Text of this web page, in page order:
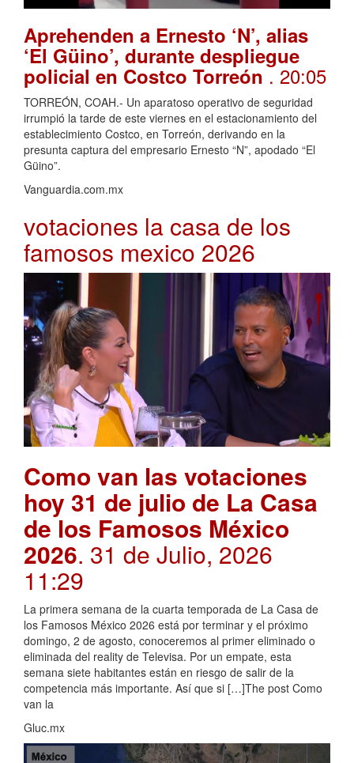
Aprehenden a Ernesto ‘N’, alias
‘El Güino’, durante despliegue
policial en Costco Torreón. 20:05
TORREÓN, COAH.- Un aparatoso operativo de seguridad
irrumpió la tarde de este viernes en el estacionamiento del
establecimiento Costco, en Torreón, derivando en la
presunta captura del empresario Ernesto “N”, apodado “El
Güino”.
Vanguardia.com.mx
votaciones la casa de los
famosos mexico 2026
Como van las votaciones
hoy 31 de julio de La Casa
de los Famosos México
2026. 31 de Julio, 2026
11:29
La primera semana de la cuarta temporada de La Casa de
los Famosos México 2026 está por terminar y el próximo
domingo, 2 de agosto, conoceremos al primer eliminado o
eliminada del reality de Televisa. Por un empate, esta
semana siete habitantes están en riesgo de salir de la
competencia más importante. Así que si […]The post Como
van la
Gluc.mx